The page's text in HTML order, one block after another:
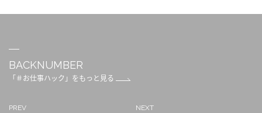
BACKNUMBER
「＃お仕事ハック」をもっと見る
PREV NEXT